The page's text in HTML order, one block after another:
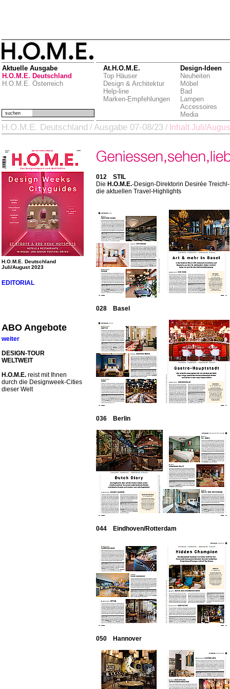
Aktuelle Ausgabe
H.O.M.E. Deutschland
H.O.M.E. Österreich
At.H.O.M.E.
Top Häuser
Design & Architektur
Help-line
Marken-Empfehlungen
Design-Ideen
Neuheiten
Möbel
Bad
Lampen
Accessoires
Media
suchen
H.O.M.E. Deutschland / Ausgabe 07-08/23 / Inhalt Juli/
H.O.M.E. Deutschland
Juli/August 2023
EDITORIAL
ABO Angebote
weiter
DESIGN-TOUR
WELTWEIT
H.O.M.E. reist mit Ihnen
durch die Designweek-Cities
dieser Welt
012 STIL
Die H.O.M.E.-Design-Direktorin Desirée
die aktuellen Travel-Highlights
028 Basel
036 Berlin
044 Eindhoven/Rotterdam
050 Hannover